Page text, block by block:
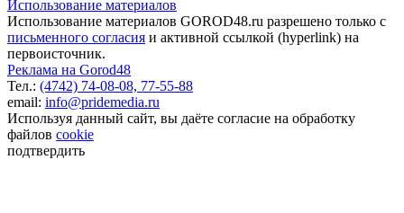
Использование материалов
Использование материалов GOROD48.ru разрешено только с
письменного согласия и активной ссылкой (hyperlink) на
первоисточник.
Реклама на Gorod48
Тел.: (4742) 74-08-08, 77-55-88
email: info@pridemedia.ru
Используя данный сайт, вы даёте согласие на обработку
файлов cookie
подтвердить